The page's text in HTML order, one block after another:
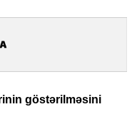
göstərilməsini